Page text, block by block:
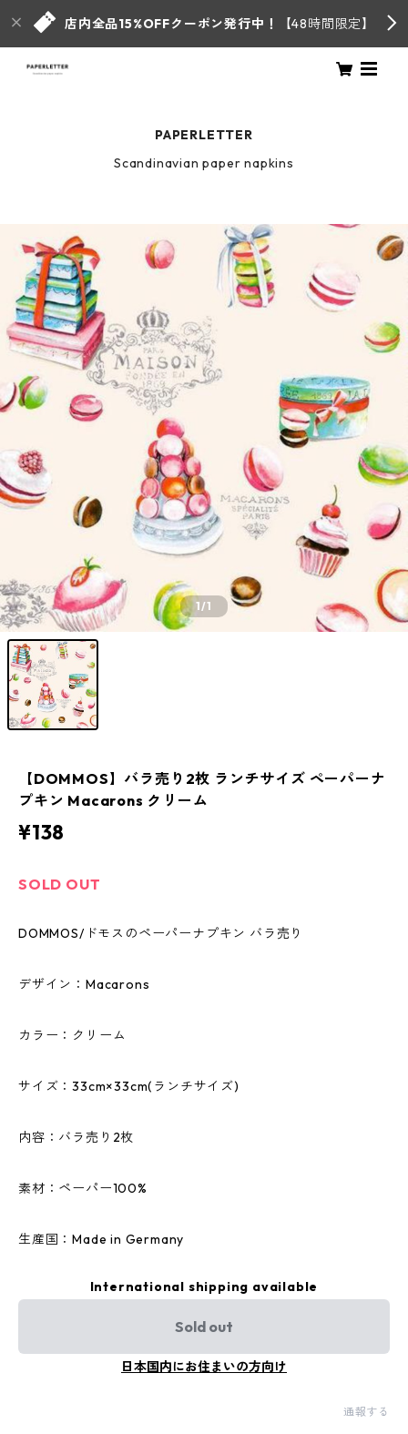
店内全品15%OFFクーポン発行中！ 【48時間限定】
PAPERLETTER
Scandinavian paper napkins
1/1
【DOMMOS】バラ売り2枚 ランチサイズ ペーパーナ
プキン Macarons クリーム
¥138
SOLD OUT
DOMMOS/ドモスのペーパーナプキン バラ売り
デザイン：Macarons
カラー：クリーム
サイズ：33cm×33cm(ランチサイズ)
内容：バラ売り2枚
素材：ペーパー100%
生産国：Made in Germany
International shipping available
Sold out
日本国内にお住まいの方向け
通報する